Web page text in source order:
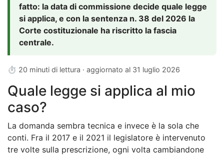
fatto: la data di commissione decide quale legge
si applica, e con la sentenza n. 38 del 2026 la
Corte costituzionale ha riscritto la fascia
centrale.
⏱ 20 minuti di lettura · aggiornato al 31 luglio 2026
Quale legge si applica al mio
caso?
La domanda sembra tecnica e invece è la sola che
conti. Fra il 2017 e il 2021 il legislatore è intervenuto
tre volte sulla prescrizione, ogni volta cambiandone